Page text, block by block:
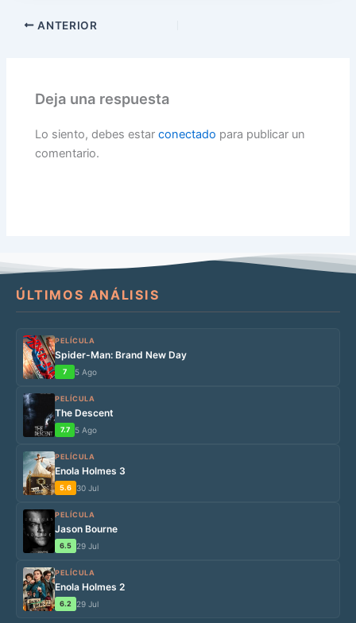
ANTERIOR
Deja una respuesta
Lo siento, debes estarconectado para publicar un
comentario.
ÚLTIMOS ANÁLISIS
PELÍCULA
Spider-Man: Brand New Day
7 5 Ago
PELÍCULA
The Descent
7.7 5 Ago
PELÍCULA
Enola Holmes 3
5.6 30 Jul
PELÍCULA
Jason Bourne
6.5 29 Jul
PELÍCULA
Enola Holmes 2
6.2 29 Jul